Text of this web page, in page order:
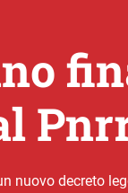
nuovo decreto